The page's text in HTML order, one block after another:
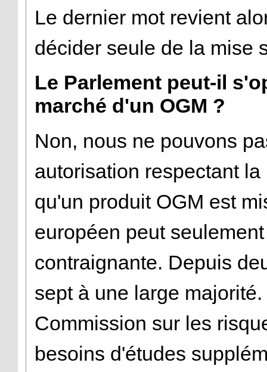
Le dernier mot revient
décider seule de la mise
Le Parlement peut-il
marché d'un OGM ?
Non, nous ne pouvons
autorisation respectant
qu'un produit OGM est
européen peut
contraignante. Depuis
sept à une large
Commission sur les
besoins d'études